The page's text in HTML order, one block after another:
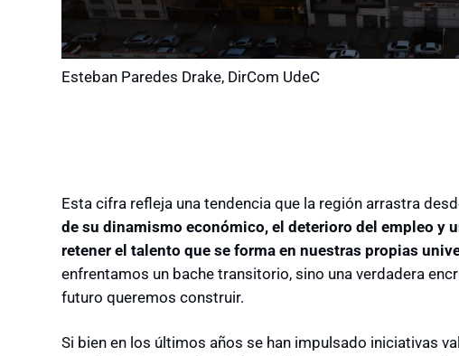
Esteban Paredes Drake, DirCom UdeC
Esta cifra refleja una tendencia que la región arrastra
de su dinamismo económico, el deterioro del empleo y
retener el talento que se forma en nuestras propias
enfrentamos un bache transitorio, sino una verdadera
futuro queremos construir.
Si bien en los últimos años se han impulsado iniciativas